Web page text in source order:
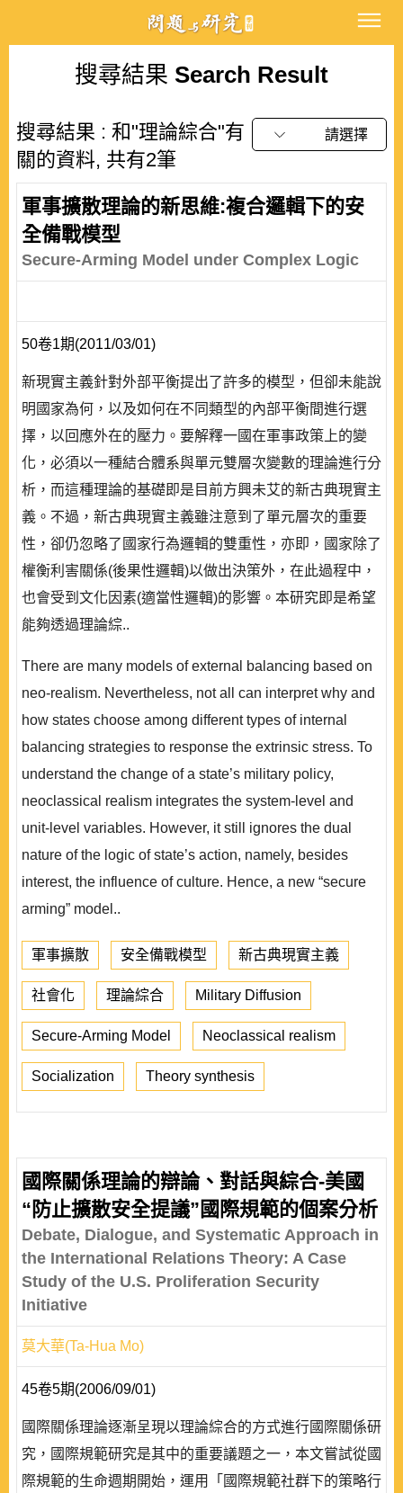
搜尋結果 Search Result
搜尋結果 : 和"理論綜合"有
關的資料, 共有2筆
請選擇
軍事擴散理論的新思維:複合邏輯下的安
全備戰模型
Secure-Arming Model under Complex Logic
50卷1期(2011/03/01)
新現實主義針對外部平衡提出了許多的模型，但卻未能說
明國家為何，以及如何在不同類型的內部平衡間進行選
擇，以回應外在的壓力。要解釋一國在軍事政策上的變
化，必須以一種結合體系與單元雙層次變數的理論進行分
析，而這種理論的基礎即是目前方興未艾的新古典現實主
義。不過，新古典現實主義雖注意到了單元層次的重要
性，卻仍忽略了國家行為邏輯的雙重性，亦即，國家除了
權衡利害關係(後果性邏輯)以做出決策外，在此過程中，
也會受到文化因素(適當性邏輯)的影響。本研究即是希望
能夠透過理論綜..
There are many models of external balancing based on
neo-realism. Nevertheless, not all can interpret why and
how states choose among different types of internal
balancing strategies to response the extrinsic stress. To
understand the change of a state’s military policy,
neoclassical realism integrates the system-level and
unit-level variables. However, it still ignores the dual
nature of the logic of state’s action, namely, besides
interest, the influence of culture. Hence, a new “secure
arming” model..
軍事擴散 安全備戰模型 新古典現實主義
社會化 理論綜合 Military Diffusion
Secure-Arming Model Neoclassical realism
Socialization Theory synthesis
國際關係理論的辯論、對話與綜合-美國
“防止擴散安全提議”國際規範的個案分析
Debate, Dialogue, and Systematic Approach in
the International Relations Theory: A Case
Study of the U.S. Proliferation Security
Initiative
莫大華(Ta-Hua Mo)
45卷5期(2006/09/01)
國際關係理論逐漸呈現以理論綜合的方式進行國際關係研
究，國際規範研究是其中的重要議題之一，本文嘗試從國
際規範的生命週期開始，運用「國際規範社群下的策略行